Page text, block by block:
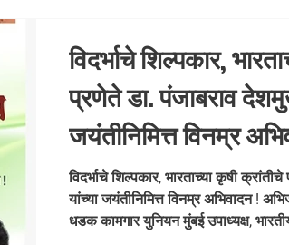
विदर्भाचे शिल्पकार,
प्रणेते डा. पंजाबराव
जयंतीनिमित्त विनम्र
राणे संस्थापक,
युनियन मुंबई उपाध्यक्ष, भारतीय जनता पार्टी
विदर्भाचे शिल्पकार, भारताच्या कृषी
यांच्या जयंतीनिमित्त विनम्र अभिवादन !
धडक कामगार युनियन मुंबई उपाध्यक्ष,